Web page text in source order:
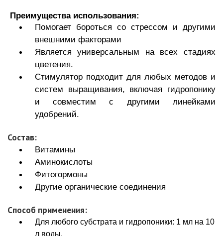
Преимущества использования:
Помогает бороться со стрессом и другими
внешними факторами
Является универсальным на всех стадиях
цветения.
Стимулятор подходит для любых методов и
систем выращивания, включая гидропонику
и совместим с другими линейками
удобрений.
Состав:
Витамины
Аминокислоты
Фитогормоны
Другие органические соединения
Способ применения:
Для любого субстрата и гидропоники: 1 мл на 10
л воды.